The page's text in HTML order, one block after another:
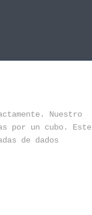
Nuestro
por un cubo. Este
de dados